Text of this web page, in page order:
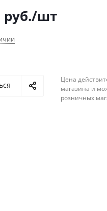
руб./шт
Цена
магазина и
розничных